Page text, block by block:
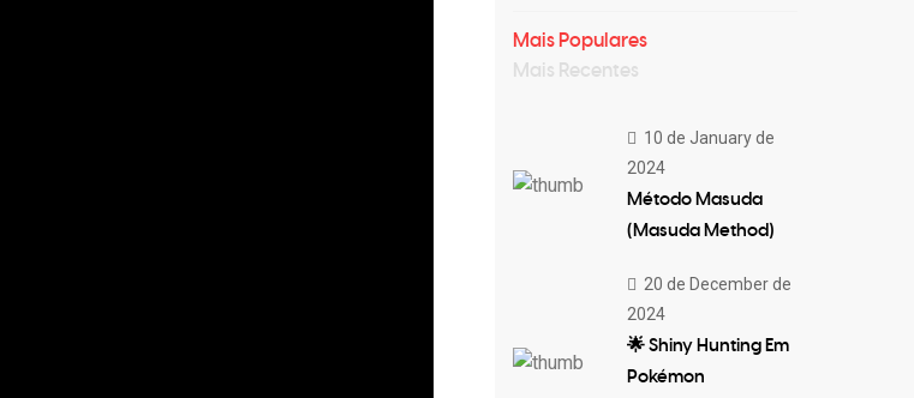
Mais Populares
Mais Recentes
10 de January de
2024
Método Masuda
(Masuda Method)
20 de December de
2024
🌟 Shiny Hunting Em
Pokémon